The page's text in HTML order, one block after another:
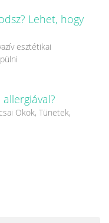
Lehet, hogy
esztétikai
Okok, Tünetek,